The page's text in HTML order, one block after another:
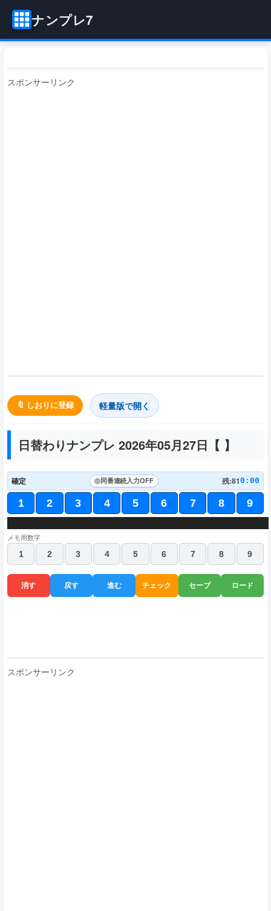
ナンプレ7
スポンサーリンク
🔖 しおりに登録 軽量版で開く
日替わりナンプレ 2026年05月27日【 】
確定 同番連続入力OFF 残:810:00
1 2 3 4 5 6 7 8 9
メモ用数字
1
2 3 4 5 6 7 8 9
消す 戻す 進む チェック セーブ ロード
スポンサーリンク